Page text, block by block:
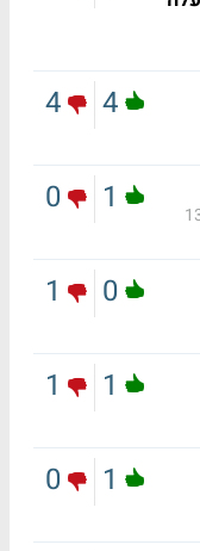
4
4
1
0
0
1
1
1
1
0